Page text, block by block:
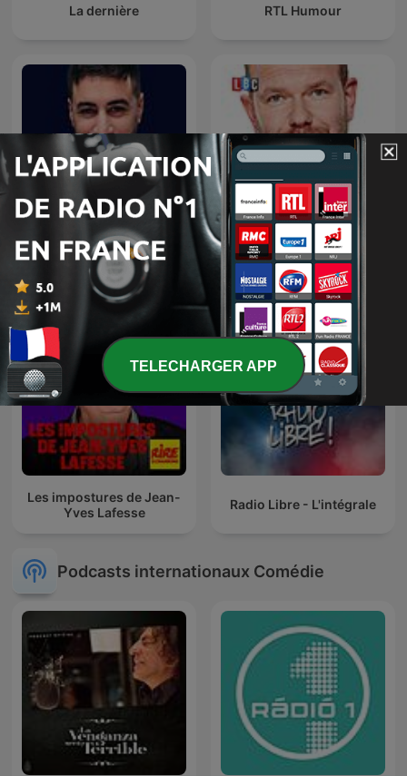
La dernière RTL Humour
La riposte
James O'Brien's Mystery
Hour
Les impostures de Jean-
Yves Lafesse
Radio Libre - L'intégrale
Podcasts internationaux Comédie
TELECHARGER APP